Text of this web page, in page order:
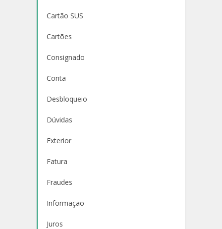
Cartão SUS
Cartões
Consignado
Conta
Desbloqueio
Dúvidas
Exterior
Fatura
Fraudes
Informação
Juros